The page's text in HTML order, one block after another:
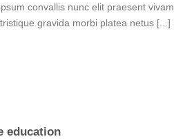
convallis nunc elit praesent
gravida morbi platea netus [...]
education